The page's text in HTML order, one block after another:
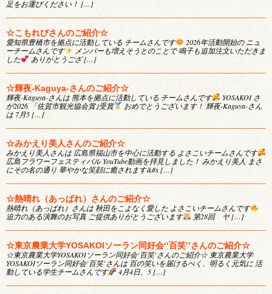
足をお運びください！ […]
☆こもれびさんのご紹介☆
愛知県豊橋市を拠点に活動している チームさんです
2026年活動開始の ニュ
ーチームさんです
メンバーも増えそうとのことで 鳴子も追加注文いただきま
した
ありがとうござ […]
☆輝夜-Kaguya-さんのご紹介☆
輝夜-Kaguya-さんは 熊本を拠点に活動している チームさんです
YOSAKOI さ
が2026 「佐賀市観光協会賞｣受賞
おめでとうございます！ 輝夜-Kaguya-さん
は 7月5 […]
☆みかえり美人さんのご紹介☆
みかえり美人さんは 広島県福山市を中心に活動する よさこいチームさんです
広島フラワーフェスティバル YouTube動画を拝見しました！ みかえり美人 まさ
にその名の通り 華やかな笑顔に癒されます&#x […]
☆熱晴れ（あっぱれ）さんのご紹介☆
熱晴れ（あっぱれ）さんは 秋田をこよなく愛した よさこいチームさんです
迫力のある演舞のお写真 ご提供ありがとうございます
第28回 ヤ […]
☆東京農業大学YOSAKOIソーラン同好会‘‘百笑’’さんのご紹介☆
☆東京農業大学YOSAKOIソーラン同好会‘百笑’さんのご紹介☆ 東京農業大学
YOSAKOIソーラン同好会‘百笑’さんは 百の笑いを届けるべく、明るく元気に 活
動している学生チームさんです
4月4日、5 […]